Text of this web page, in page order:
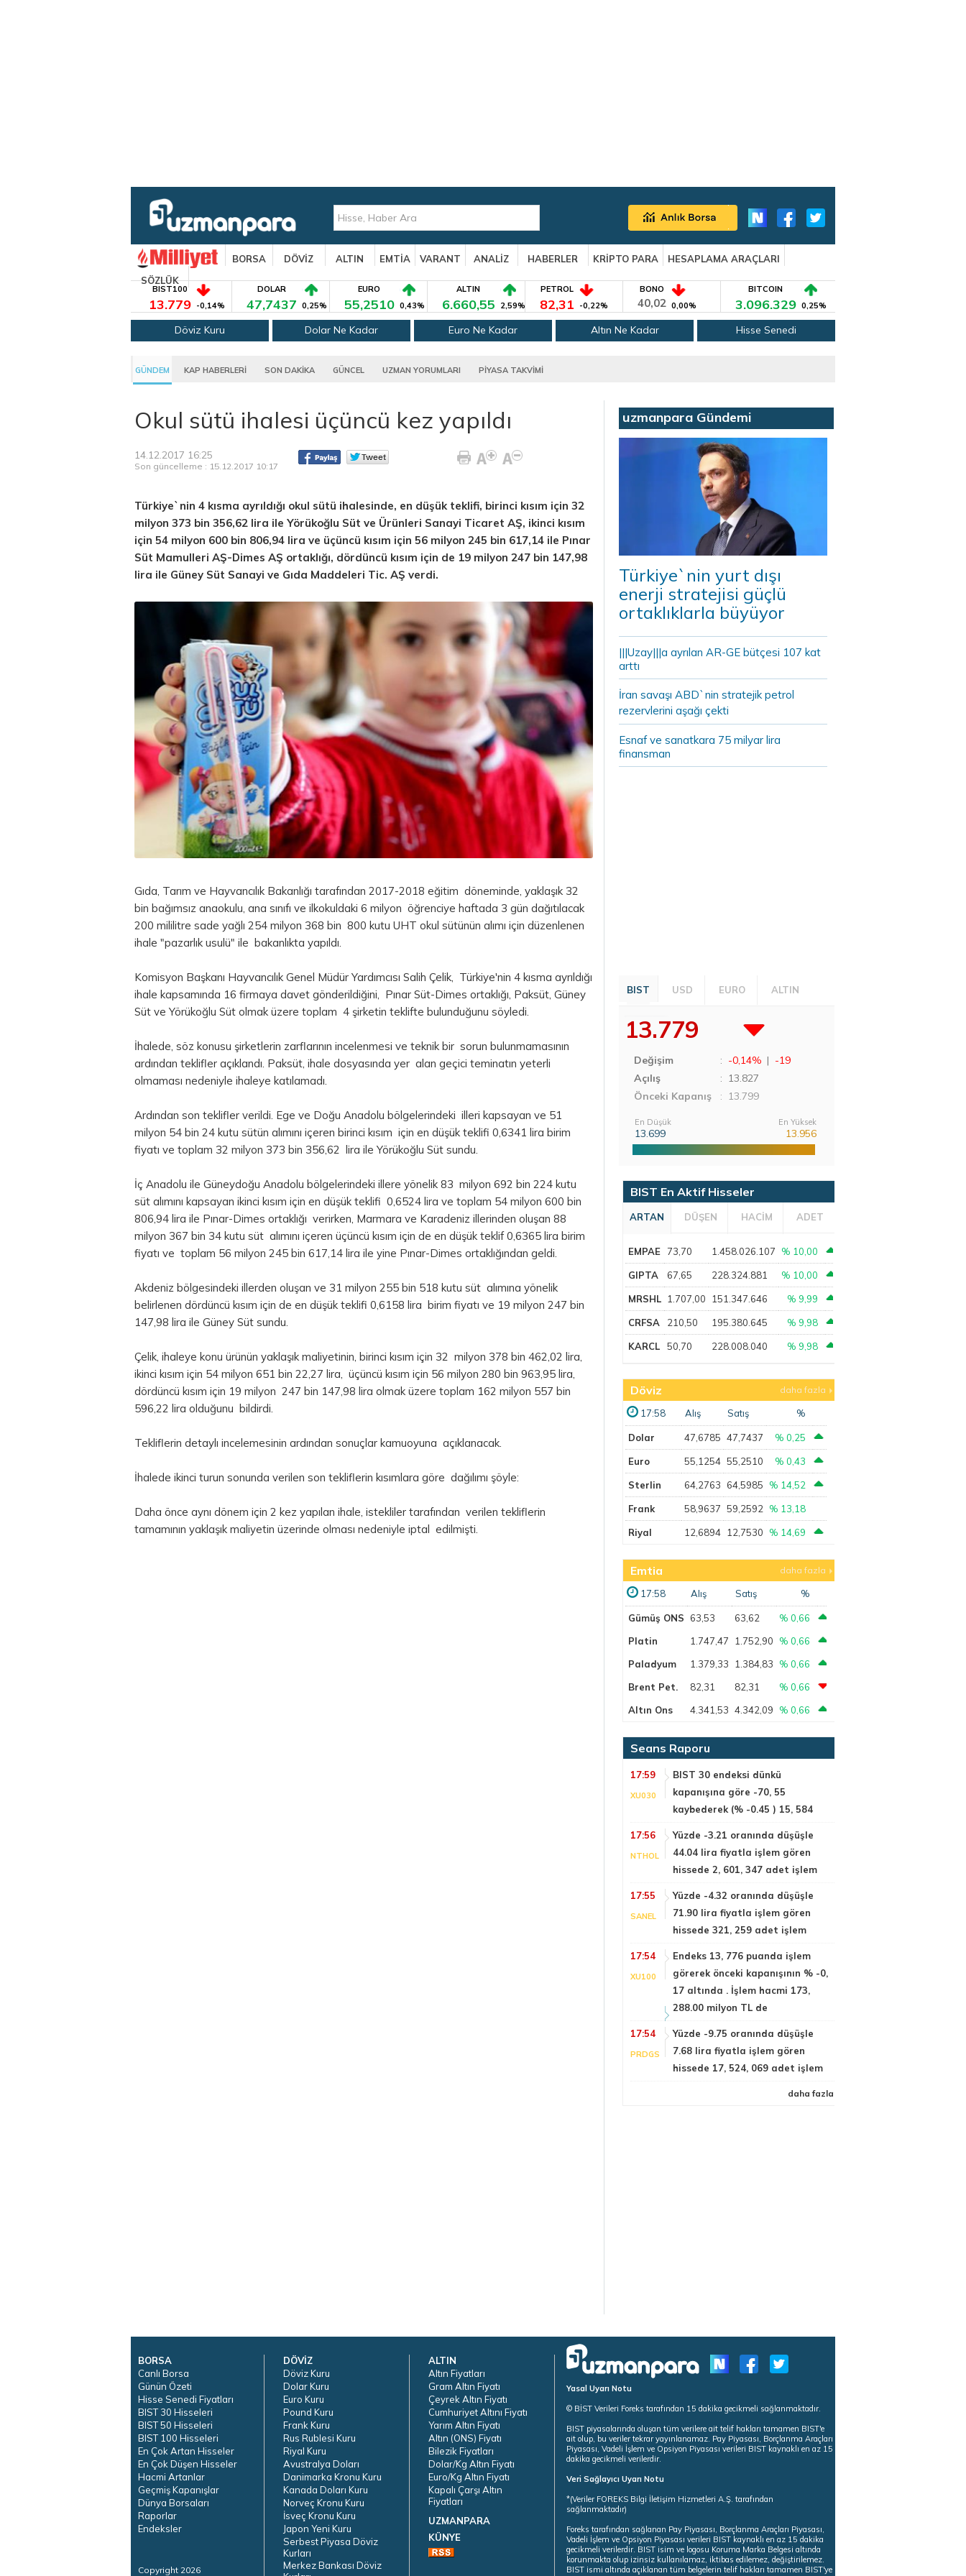
BORSA DÖVİZ ALTIN EMTİA VARANT ANALİZ HABERLER KRİPTO PARA
HESAPLAMA ARAÇLARI
SÖZLÜK
BIST100
13.779 -0,14%
DOLAR
47,7437 0,25%
EURO
55,2510 0,43%
ALTIN
6.660,55 2,59%
PETROL
82,31 -0,22%
BONO
40,02 0,00%
BITCOIN
3.096.329 0,25%
Döviz Kuru Dolar Ne Kadar Euro Ne Kadar Altın Ne Kadar Hisse Senedi
GÜNDEM KAP HABERLERİ SON DAKİKA GÜNCEL UZMAN YORUMLARI PİYASA TAKVİMİ
Okul sütü ihalesi üçüncü kez yapıldı
14.12.2017 16:25
Son güncelleme : 15.12.2017 10:17
Türkiye`nin 4 kısma ayrıldığı okul sütü ihalesinde, en düşük teklifi, birinci kısım için 32
milyon 373 bin 356,62 lira ile Yörükoğlu Süt ve Ürünleri Sanayi Ticaret AŞ, ikinci kısım
için 54 milyon 600 bin 806,94 lira ve üçüncü kısım için 56 milyon 245 bin 617,14 ile Pınar
Süt Mamulleri AŞ-Dimes AŞ ortaklığı, dördüncü kısım için de 19 milyon 247 bin 147,98
lira ile Güney Süt Sanayi ve Gıda Maddeleri Tic. AŞ verdi.
Gıda, Tarım ve Hayvancılık Bakanlığı tarafından 2017-2018 eğitim döneminde, yaklaşık 32
bin bağımsız anaokulu, ana sınıfı ve ilkokuldaki 6 milyon öğrenciye haftada 3 gün dağıtılacak
200 mililitre sade yağlı 254 milyon 368 bin 800 kutu UHT okul sütünün alımı için düzenlenen
ihale "pazarlık usulü" ile bakanlıkta yapıldı.
Komisyon Başkanı Hayvancılık Genel Müdür Yardımcısı Salih Çelik, Türkiye'nin 4 kısma ayrıldığı
ihale kapsamında 16 firmaya davet gönderildiğini, Pınar Süt-Dimes ortaklığı, Paksüt, Güney
Süt ve Yörükoğlu Süt olmak üzere toplam 4 şirketin teklifte bulunduğunu söyledi.
İhalede, söz konusu şirketlerin zarflarının incelenmesi ve teknik bir sorun bulunmamasının
ardından teklifler açıklandı. Paksüt, ihale dosyasında yer alan geçici teminatın yeterli
olmaması nedeniyle ihaleye katılamadı.
Ardından son teklifler verildi. Ege ve Doğu Anadolu bölgelerindeki illeri kapsayan ve 51
milyon 54 bin 24 kutu sütün alımını içeren birinci kısım için en düşük teklifi 0,6341 lira birim
fiyatı ve toplam 32 milyon 373 bin 356,62 lira ile Yörükoğlu Süt sundu.
İç Anadolu ile Güneydoğu Anadolu bölgelerindeki illere yönelik 83 milyon 692 bin 224 kutu
süt alımını kapsayan ikinci kısım için en düşük teklifi 0,6524 lira ve toplam 54 milyon 600 bin
806,94 lira ile Pınar-Dimes ortaklığı verirken, Marmara ve Karadeniz illerinden oluşan 88
milyon 367 bin 34 kutu süt alımını içeren üçüncü kısım için de en düşük teklif 0,6365 lira birim
fiyatı ve toplam 56 milyon 245 bin 617,14 lira ile yine Pınar-Dimes ortaklığından geldi.
Akdeniz bölgesindeki illerden oluşan ve 31 milyon 255 bin 518 kutu süt alımına yönelik
belirlenen dördüncü kısım için de en düşük teklifi 0,6158 lira birim fiyatı ve 19 milyon 247 bin
147,98 lira ile Güney Süt sundu.
Çelik, ihaleye konu ürünün yaklaşık maliyetinin, birinci kısım için 32 milyon 378 bin 462,02 lira,
ikinci kısım için 54 milyon 651 bin 22,27 lira, üçüncü kısım için 56 milyon 280 bin 963,95 lira,
dördüncü kısım için 19 milyon 247 bin 147,98 lira olmak üzere toplam 162 milyon 557 bin
596,22 lira olduğunu bildirdi.
Tekliflerin detaylı incelemesinin ardından sonuçlar kamuoyuna açıklanacak.
İhalede ikinci turun sonunda verilen son tekliflerin kısımlara göre dağılımı şöyle:
Daha önce aynı dönem için 2 kez yapılan ihale, istekliler tarafından verilen tekliflerin
tamamının yaklaşık maliyetin üzerinde olması nedeniyle iptal edilmişti.
uzmanpara Gündemi
Türkiye`nin yurt dışı
enerji stratejisi güçlü
ortaklıklarla büyüyor
|||Uzay|||a ayrılan AR-GE bütçesi 107 kat
arttı
İran savaşı ABD`nin stratejik petrol
rezervlerini aşağı çekti
Esnaf ve sanatkara 75 milyar lira
finansman
BIST USD EURO ALTIN
13.779
Değişim : -0,14% | -19
Açılış
: 13.827
Önceki Kapanış
: 13.799
En Düşük
13.699
En Yüksek
13.956
BIST En Aktif Hisseler
ARTAN DÜŞEN HACİM ADET
EMPAE 73,70 1.458.026.107 % 10,00
GIPTA 67,65 228.324.881 % 10,00
MRSHL 1.707,00 151.347.646 % 9,99
CRFSA 210,50 195.380.645 % 9,98
KARCL 50,70 228.008.040 % 9,98
Döviz daha fazla
17:58 Alış Satış %
Dolar 47,6785 47,7437 % 0,25
Euro 55,1254 55,2510 % 0,43
Sterlin 64,2763 64,5985 % 14,52
Frank 58,9637 59,2592 % 13,18
Riyal 12,6894 12,7530 % 14,69
Emtia daha fazla
17:58 Alış Satış %
Gümüş ONS 63,53 63,62
% 0,66
Platin
1.747,47 1.752,90
% 0,66
Paladyum
1.379,33 1.384,83
% 0,66
Brent Pet.
82,31 82,31
% 0,66
Altın Ons
4.341,53 4.342,09 % 0,66
Seans Raporu
17:59
XU030
BIST 30 endeksi dünkü
kapanışına göre -70, 55
kaybederek (% -0.45 ) 15, 584
17:56
NTHOL
Yüzde -3.21 oranında düşüşle
44.04 lira fiyatla işlem gören
hissede 2, 601, 347 adet işlem
17:55
SANEL
Yüzde -4.32 oranında düşüşle
71.90 lira fiyatla işlem gören
hissede 321, 259 adet işlem
17:54
XU100
Endeks 13, 776 puanda işlem
görerek önceki kapanışının % -0,
17 altında . İşlem hacmi 173,
288.00 milyon TL de
17:54
PRDGS
Yüzde -9.75 oranında düşüşle
7.68 lira fiyatla işlem gören
hissede 17, 524, 069 adet işlem
daha fazla
BORSA
Canlı Borsa
Günün Özeti
Hisse Senedi Fiyatları
BIST 30 Hisseleri
BIST 50 Hisseleri
BIST 100 Hisseleri
En Çok Artan Hisseler
En Çok Düşen Hisseler
Hacmi Artanlar
Geçmiş Kapanışlar
Dünya Borsaları
Raporlar
Endeksler
Copyright 2026
DÖVİZ
Döviz Kuru
Dolar Kuru
Euro Kuru
Pound Kuru
Frank Kuru
Rus Rublesi Kuru
Riyal Kuru
Avustralya Doları
Danimarka Kronu Kuru
Kanada Doları Kuru
Norveç Kronu Kuru
İsveç Kronu Kuru
Japon Yeni Kuru
Serbest Piyasa Döviz
Kurları
Merkez Bankası Döviz
ALTIN
Altın Fiyatları
Gram Altın Fiyatı
Çeyrek Altın Fiyatı
Cumhuriyet Altını Fiyatı
Yarım Altın Fiyatı
Altın (ONS) Fiyatı
Bilezik Fiyatları
Dolar/Kg Altın Fiyatı
Euro/Kg Altın Fiyatı
Kapalı Çarşı Altın
Fiyatları
UZMANPARA
KÜNYE
Yasal Uyarı Notu
© BİST Verileri Foreks tarafından 15 dakika gecikmeli sağlanmaktadır.
BIST piyasalarında oluşan tüm verilere ait telif hakları tamamen BIST'e
ait olup, bu veriler tekrar yayınlanamaz. Pay Piyasası, Borçlanma Araçları
Piyasası, Vadeli İşlem ve Opsiyon Piyasası verileri BIST kaynaklı en az 15
dakika gecikmeli verilerdir.
Veri Sağlayıcı Uyarı Notu
*(Veriler FOREKS Bilgi İletişim Hizmetleri A.Ş. tarafından
sağlanmaktadır)
Foreks tarafından sağlanan Pay Piyasası, Borçlanma Araçları Piyasası,
Vadeli İşlem ve Opsiyon Piyasası verileri BIST kaynaklı en az 15 dakika
gecikmeli verilerdir. BIST isim ve logosu Koruma Marka Belgesi altında
korunmakta olup izinsiz kullanılamaz, iktibas edilemez, değiştirilemez.
BIST ismi altında açıklanan tüm belgelerin telif hakları tamamen BIST'ye